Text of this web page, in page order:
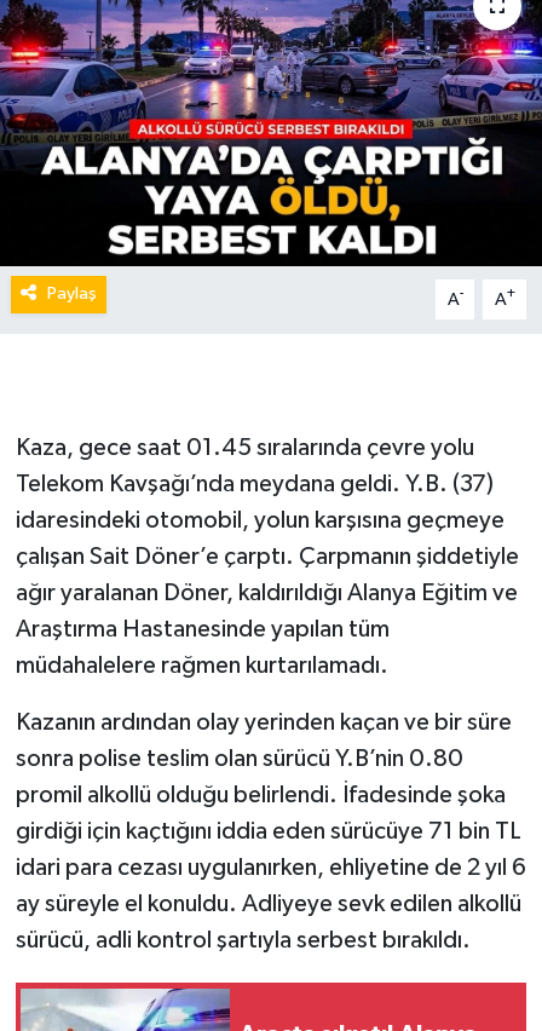
Paylaş A- A+
Kaza, gece saat 01.45 sıralarında çevre yolu
Telekom Kavşağı’nda meydana geldi. Y.B. (37)
idaresindeki otomobil, yolun karşısına geçmeye
çalışan Sait Döner’e çarptı. Çarpmanın şiddetiyle
ağır yaralanan Döner, kaldırıldığı Alanya Eğitim ve
Araştırma Hastanesinde yapılan tüm
müdahalelere rağmen kurtarılamadı.
Kazanın ardından olay yerinden kaçan ve bir süre
sonra polise teslim olan sürücü Y.B’nin 0.80
promil alkollü olduğu belirlendi. İfadesinde şoka
girdiği için kaçtığını iddia eden sürücüye 71 bin TL
idari para cezası uygulanırken, ehliyetine de 2 yıl 6
ay süreyle el konuldu. Adliyeye sevk edilen alkollü
sürücü, adli kontrol şartıyla serbest bırakıldı.